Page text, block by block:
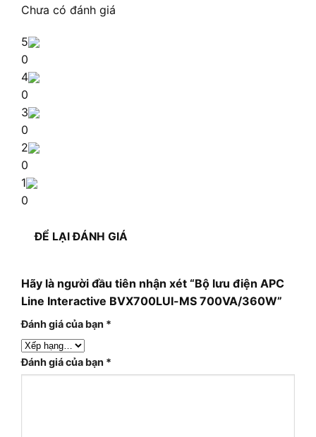
Chưa có đánh giá
5
0
4
0
3
0
2
0
1
0
ĐỂ LẠI ĐÁNH GIÁ
Hãy là người đầu tiên nhận xét “Bộ lưu điện APC
Line Interactive BVX700LUI-MS 700VA/360W”
Đánh giá của bạn *
Đánh giá của bạn *